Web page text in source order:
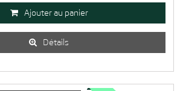
 Ajouter au panier
 Détails